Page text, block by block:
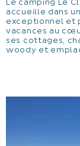
Le camping Le
accueille dans
exceptionnel et
vacances au
ses cottages,
woody et